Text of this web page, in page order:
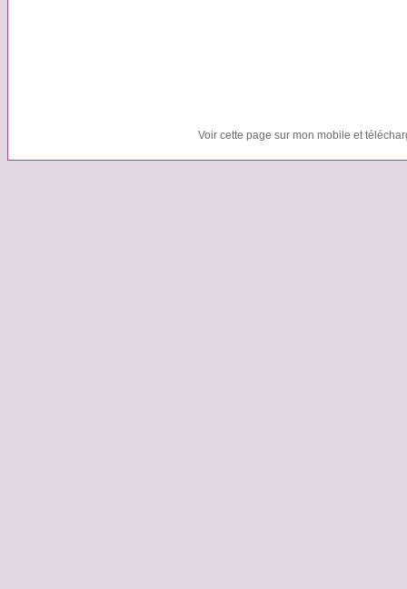
Voir cette page sur mon mobile et